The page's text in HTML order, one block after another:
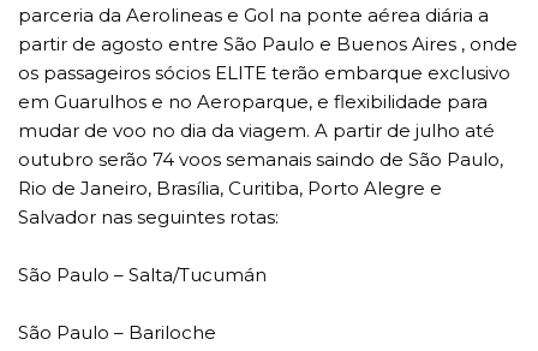
parceria da Aerolineas e Gol na ponte aérea diária a
partir de agosto entre São Paulo e Buenos Aires , onde
os passageiros sócios ELITE terão embarque exclusivo
em Guarulhos e no Aeroparque, e flexibilidade para
mudar de voo no dia da viagem. A partir de julho até
outubro serão 74 voos semanais saindo de São Paulo,
Rio de Janeiro, Brasília, Curitiba, Porto Alegre e
Salvador nas seguintes rotas:
São Paulo – Salta/Tucumán
São Paulo – Bariloche